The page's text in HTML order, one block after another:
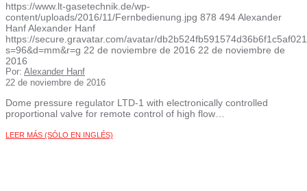
https://www.lt-gasetechnik.de/wp-
content/uploads/2016/11/Fernbedienung.jpg 878 494Alexander
HanfAlexander Hanf
https://secure.gravatar.com/avatar/
s=96&d=mm&r=g 22 de noviembre de 2016 22 de noviembre de
2016
Por: Alexander Hanf
22 de noviembre de 2016
Dome pressure regulator LTD-1 with electronically controlled
proportional valve for remote control of high flow…
LEER MÁS (SÓLO EN INGLÉS)